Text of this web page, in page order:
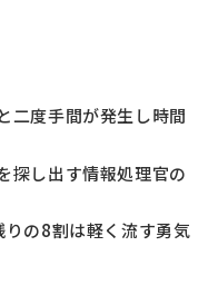
二度手間が発生し時間
探し出す情報処理官の
の8割は軽く流す勇気